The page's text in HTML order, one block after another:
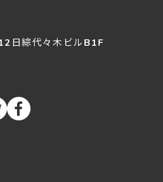
日綜代々木ビルB1F